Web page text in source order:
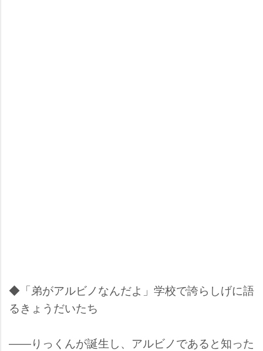
◆「弟がアルビノなんだよ」学校で誇らしげに語
るきょうだいたち
――りっくんが誕生し、アルビノであると知った